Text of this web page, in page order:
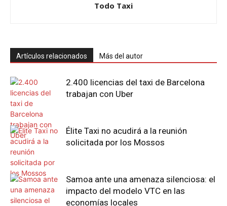
Todo Taxi
Artículos relacionados Más del autor
2.400 licencias del taxi de Barcelona
trabajan con Uber
Élite Taxi no acudirá a la reunión
solicitada por los Mossos
Samoa ante una amenaza silenciosa: el
impacto del modelo VTC en las
economías locales